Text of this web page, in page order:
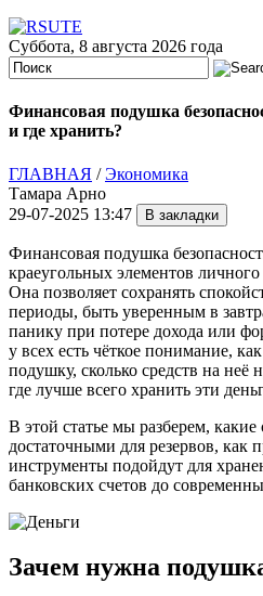
Суббота, 8 августа 2026 года
Финансовая подушка
и где хранить?
ГЛАВНАЯ /Экономика
Тамара Арно
29-07-2025 13:47
Финансовая подушка
краеугольных элементов
Она позволяет сохранять
периоды, быть уверенным в
панику при потере дохода или
у всех есть чёткое понимание,
подушку, сколько средств на
где лучше всего хранить эти
В этой статье мы разберем,
достаточными для резервов, как
инструменты подойдут для
банковских счетов до
Зачем нужна